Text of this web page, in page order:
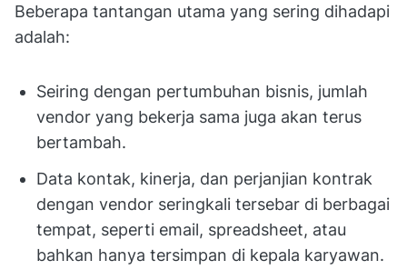
Beberapa tantangan utama yang sering dihadapi
adalah:
Seiring dengan pertumbuhan bisnis, jumlah
vendor yang bekerja sama juga akan terus
bertambah.
Data kontak, kinerja, dan perjanjian kontrak
dengan vendor seringkali tersebar di berbagai
tempat, seperti email, spreadsheet, atau
bahkan hanya tersimpan di kepala karyawan.